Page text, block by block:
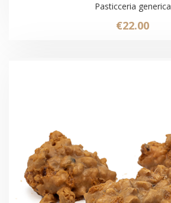
Pasticceria generica
€22.00